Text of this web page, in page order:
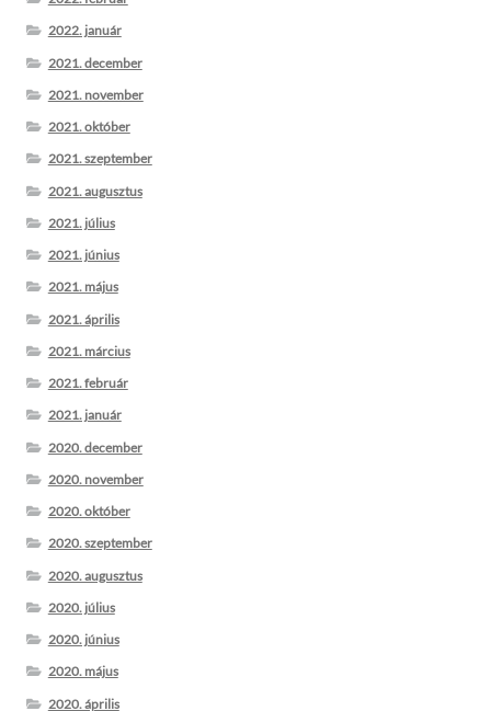
2022. január
2021. december
2021. november
2021. október
2021. szeptember
2021. augusztus
2021. július
2021. június
2021. május
2021. április
2021. március
2021. február
2021. január
2020. december
2020. november
2020. október
2020. szeptember
2020. augusztus
2020. július
2020. június
2020. május
2020. április